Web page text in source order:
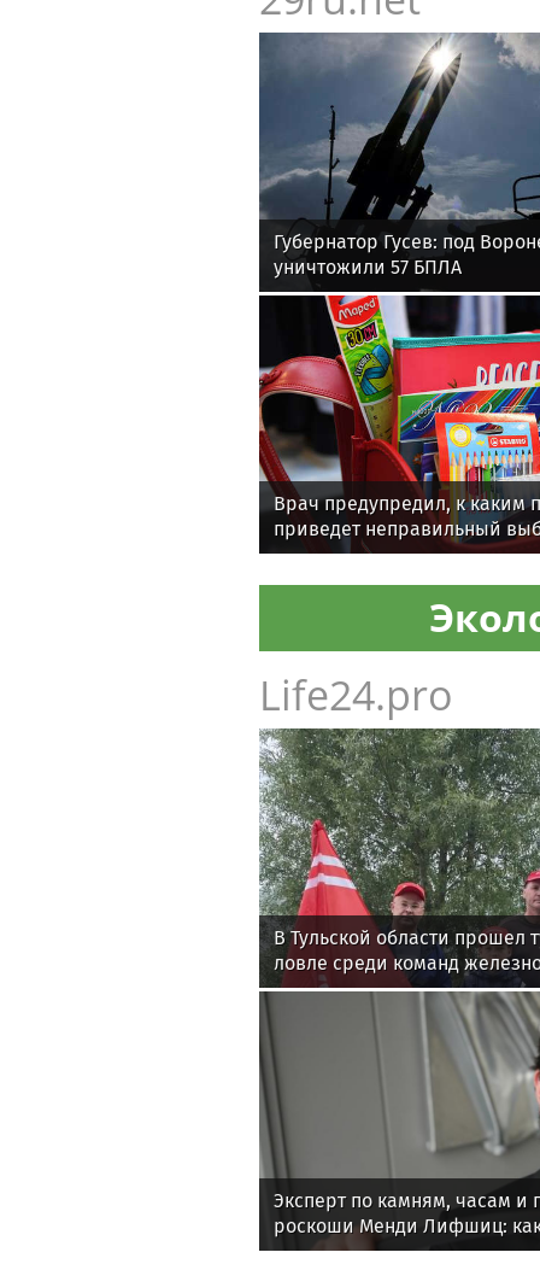
Губернатор Гусев: под
уничтожили 57 БПЛА
Врач предупредил, к каким
приведет неправильный
школьника
Life24.pro
В Тульской области прошел
ловле среди команд
Эксперт по камням, часам и
роскоши Менди Лифшиц:
любят солнца моря и